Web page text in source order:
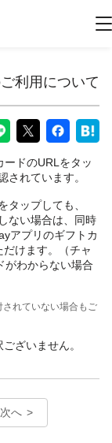
利用について
ドのURLをタッ
されています。
タップしても、
ない場合は、同時
アプリのギフトカ
けます。（チャ
がわからない場合
れていない場合もご
ざいません。
次へ